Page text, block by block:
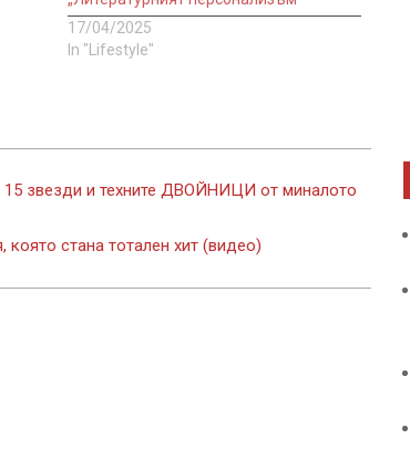
17/04/2025
In "Lifestyle"
звезди и техните ДВОЙНИЦИ от миналото
която стана тотален хит (видео)